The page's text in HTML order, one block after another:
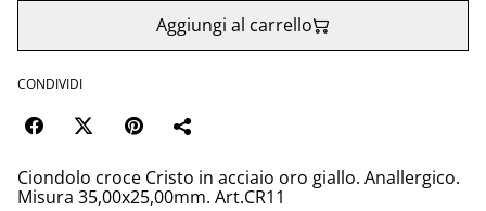
Aggiungi al carrello
CONDIVIDI
Ciondolo croce Cristo in acciaio oro giallo. Anallergico.
Misura 35,00x25,00mm. Art.CR11